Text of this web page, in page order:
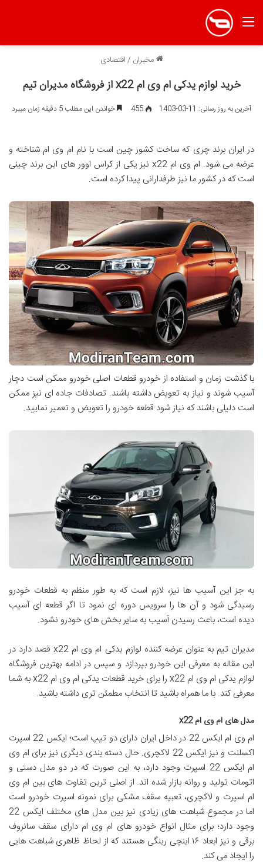
منو
مخبران /اقتصادی
خرید لوازم یدکی ام وی ام x22 از فروشگاه مدیران تیم
آخرین به روز رسانی: 11-03-1403 455 خواندن این مطلب 5 دقیقه زمان میبرد
در ایران برند چری که ساخت کشور چین است با نام ام وی ام شناخته و
عرضه می شود. ام وی ام x22 نیز یکی از کراس اوور های این برند چینی
است که در کشور ما نیز طرفدارانی پیدا کرده است.
با گذشت زمان و استفاده از خودرو قطعات اصلی خودرو ممکن است دچار
آسیب شوند و نیاز به تعویض داشته باشند. تصادفات جاده ای نیز ممکن
است دلیلی باشند که نیاز شود قطعه خودرو را تعویض و تعمیر نمایید.
به جز این آسیب ها نیز، لازم است که به طور منظم به قطعات خودرو
رسیدگی شود و آن ها را سرویس دوره ای نمود تا اگر قطعه ای آسیب
دیده است، باعث رسیدن آسیب به سایر بخش های خودرو نشود.
مدیران تیم به عنوان عرضه کننده لوازم یدکی ام وی ام x22 قصد دارد در
این مقاله به معرفی این خودرو بپردازد و سپس در ادامه بهترین فروشگاه
لوازم یدکی ام وی ام x22 را برای خرید قطعات یدکی ام وی ام x22 به شما
معرفی کند. با ما همراه باشید تا انتخاب مطمئن تری داشته باشید.
مدل های ام وی امx22
ام وی ام ایکس 22 در داخل ایران دارای دو تیپ است؛ ایکس 22 اسپرت
اکسلنت و نیز ایکس 22 لاکچری. حال دسته بندی دیگری نیز برای ام وی
ام ایکس 22 اسپرت وجود دارد، به این صورت که در دو مدل دستی و
اتومات تولید و روانه بازار شده اند. از اصلی ترین تفاوت های بین ام وی
ام اسپرت و لاکچری، تعبیه سقف مشکی برای نمونه اسپرت خودرو است
اما در مجموع شباهت های زیادی نیز بین مدل های مختلف ایکس 22
وجود دارد؛ برای مثال انواع خودرو های ام وی ام دارای سقف سانروف
برقی و نیز ابعاد ۱۶ اینچی رینگی هستند که از لحاظ ظاهری شباهت هایی
را ایجاد می کند.